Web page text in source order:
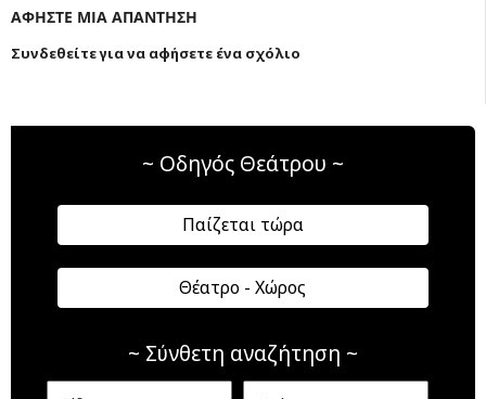
ΑΦΗΣΤΕ ΜΙΑ ΑΠΑΝΤΗΣΗ
Συνδεθείτε για να αφήσετε ένα σχόλιο
~ Οδηγός Θεάτρου ~
Παίζεται τώρα
Θέατρο - Χώρος
~ Σύνθετη αναζήτηση ~